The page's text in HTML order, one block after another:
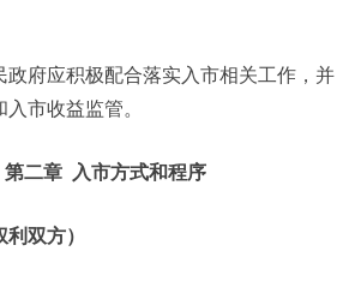
府应积极配合落实入市相关工作，并
市收益监管。
章 入市方式和程序
双方）